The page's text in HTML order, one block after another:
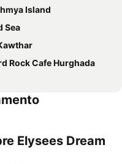
Island
Sea
Rock Cafe Hurghada
Elysees Dream